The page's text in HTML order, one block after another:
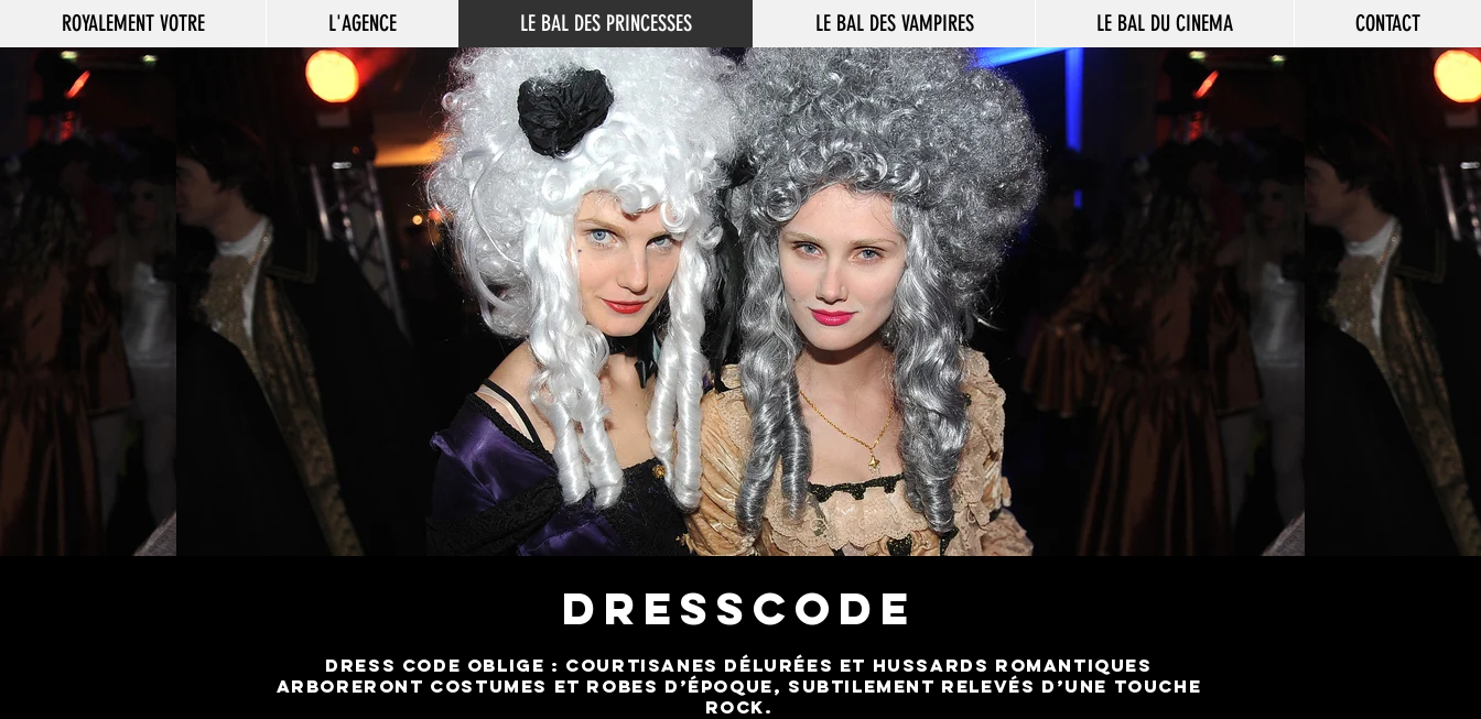
ROYALEMENT VOTRE L'AGENCE LE BAL DES PRINCESSES LE BAL DES VAMPIRES LE BAL DU CINEMA CONTACT
DRESSCODE
Dress code oblige : courtisanes délurées et hussards romantiques
arboreront costumes et robes d’époque, subtilement relevés d’une touche
rock.